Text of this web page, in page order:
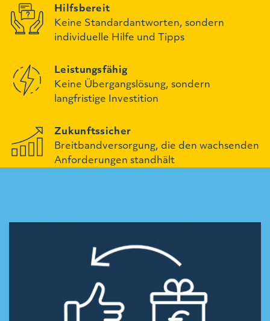
Hilfsbereit
Keine Standardantworten, sondern
individuelle Hilfe und Tipps
Leistungsfähig
Keine Übergangslösung, sondern
langfristige Investition
Zukunftssicher
Breitbandversorgung, die den wachsenden
Anforderungen standhält